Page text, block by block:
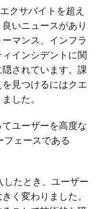
ィを解放
クサバイトを超え
いニュースがあり
マンス、インフラ
インシデントに関
されています。課
見つけるにはクエ
した。
ユーザーを高度な
フェースである
たとき、ユーザー
く変わりました。